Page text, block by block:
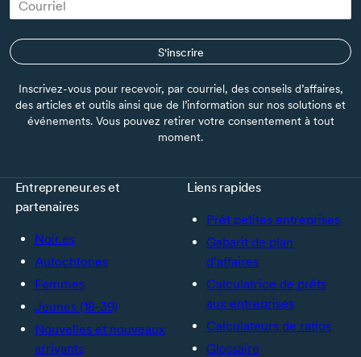
S'inscrire
Inscrivez-vous pour recevoir, par courriel, des conseils d’affaires,
des articles et outils ainsi que de l’information sur nos solutions et
événements. Vous pouvez retirer votre consentement à tout
moment.
Entrepreneur.es et
partenaires
Noir.es
Autochtones
Femmes
Jeunes (18-39)
Nouvelles et nouveaux
arrivants
Liens rapides
Prêt petites entreprises
Gabarit de plan
d’affaires
Calculatrice de prêts
aux entreprises
Calculateurs de ratios
Glossaire